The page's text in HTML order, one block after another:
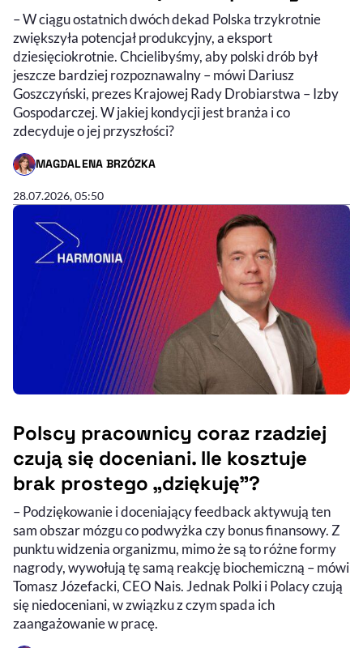
– W ciągu ostatnich dwóch dekad Polska trzykrotnie
zwiększyła potencjał produkcyjny, a eksport
dziesięciokrotnie. Chcielibyśmy, aby polski drób był
jeszcze bardziej rozpoznawalny – mówi Dariusz
Goszczyński, prezes Krajowej Rady Drobiarstwa – Izby
Gospodarczej. W jakiej kondycji jest branża i co
zdecyduje o jej przyszłości?
MAGDALENA BRZÓZKA
- AUTOR ARTYKUŁU - PROFIL
28.07.2026, 05:50
CZAS TRWANIA
Polscy pracownicy coraz rzadziej
czują się doceniani. Ile kosztuje
brak prostego „dziękuję”?
Audycja do słuchania (podcast)
Nagranie wideo
– Podziękowanie i doceniający feedback aktywują ten
sam obszar mózgu co podwyżka czy bonus finansowy. Z
punktu widzenia organizmu, mimo że są to różne formy
nagrody, wywołują tę samą reakcję biochemiczną – mówi
Tomasz Józefacki, CEO Nais. Jednak Polki i Polacy czują
się niedoceniani, w związku z czym spada ich
zaangażowanie w pracę.